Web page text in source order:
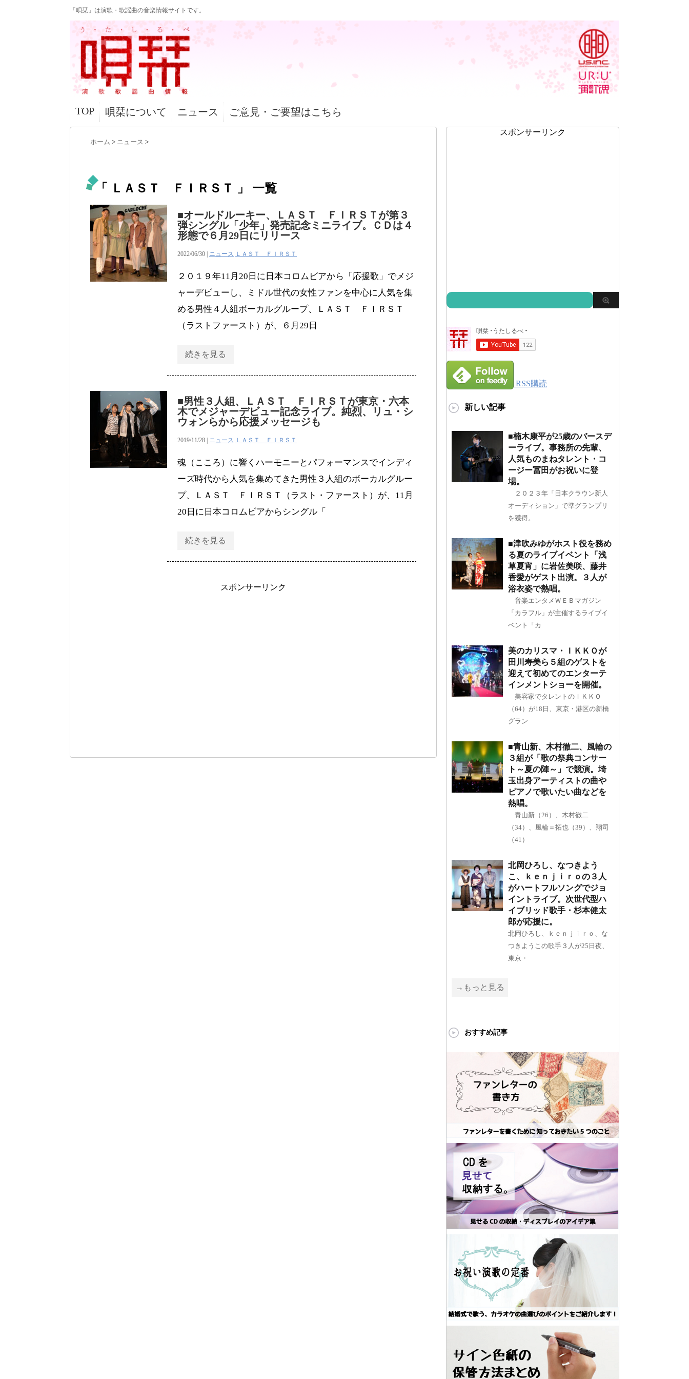
「唄栞」は演歌・歌謡曲の音楽情報サイトです。
TOP 唄栞について ニュース ご意見・ご要望はこちら
ホーム > ニュース >
「 ＬＡＳＴ ＦＩＲＳＴ 」 一覧
■オールドルーキー、ＬＡＳＴ ＦＩＲＳＴが第３
弾シングル「少年」発売記念ミニライブ。ＣＤは４
形態で６月29日にリリース
2022/06/30 | ニュース ＬＡＳＴ ＦＩＲＳＴ
２０１９年11月20日に日本コロムビアから「応援歌」でメジ
ャーデビューし、ミドル世代の女性ファンを中心に人気を集
める男性４人組ボーカルグループ、ＬＡＳＴ ＦＩＲＳＴ
（ラストファースト）が、６月29日
続きを見る
■男性３人組、ＬＡＳＴ ＦＩＲＳＴが東京・六本
木でメジャーデビュー記念ライブ。純烈、リュ・シ
ウォンらから応援メッセージも
2019/11/28 | ニュース ＬＡＳＴ ＦＩＲＳＴ
魂（こころ）に響くハーモニーとパフォーマンスでインディ
ーズ時代から人気を集めてきた男性３人組のボーカルグルー
プ、ＬＡＳＴ ＦＩＲＳＴ（ラスト・ファースト）が、11月
20日に日本コロムビアからシングル「
続きを見る
スポンサーリンク
スポンサーリンク
RSS購読
新しい記事
■楠木康平が25歳のバースデ
ーライブ。事務所の先輩、
人気ものまねタレント・コ
ージー冨田がお祝いに登
場。
２０２３年「日本クラウン新人
オーディション」で準グランプリ
を獲得。
■津吹みゆがホスト役を務め
る夏のライブイベント「浅
草夏宵」に岩佐美咲、藤井
香愛がゲスト出演。３人が
浴衣姿で熱唱。
音楽エンタメＷＥＢマガジン
「カラフル」が主催するライブイ
ベント「カ
美のカリスマ・ＩＫＫＯが
田川寿美ら５組のゲストを
迎えて初めてのエンターテ
インメントショーを開催。
美容家でタレントのＩＫＫＯ
（64）が18日、東京・港区の新橋
グラン
■青山新、木村徹二、風輪の
３組が「歌の祭典コンサー
ト～夏の陣～」で競演。埼
玉出身アーティストの曲や
ピアノで歌いたい曲などを
熱唱。
青山新（26）、木村徹二
（34）、風輪＝拓也（39）、翔司
（41）
北岡ひろし、なつきよう
こ、ｋｅｎｊｉｒｏの３人
がハートフルソングでジョ
イントライブ。次世代型ハ
イブリッド歌手・杉本健太
郎が応援に。
北岡ひろし、ｋｅｎｊｉｒｏ、な
つきようこの歌手３人が25日夜、
東京・
→もっと見る
おすすめ記事